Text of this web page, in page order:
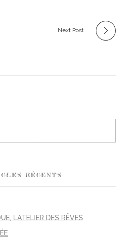
Next Post
RÉCENTS
L’ATELIER DES RÊVES